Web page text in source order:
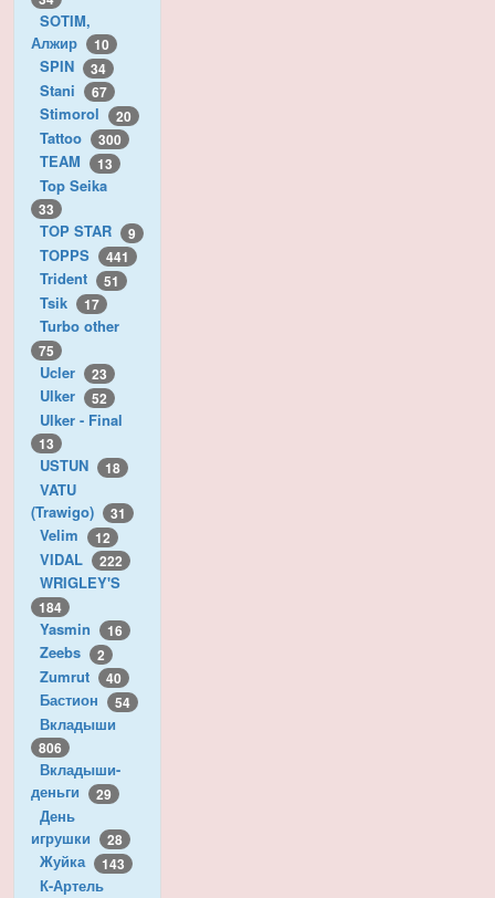
SOTIM,
Алжир
10
SPIN 34
Stani 67
Stimorol 20
Tattoo 300
TEAM 13
Top Seika
33
TOP STAR 9
TOPPS 441
Trident 51
Tsik 17
Turbo other
75
Ucler 23
Ulker 52
Ulker - Final
13
USTUN 18
VATU
(Trawigo)
31
Velim 12
VIDAL 222
WRIGLEY'S
184
Yasmin 16
Zeebs 2
Zumrut 40
Бастион 54
Вкладыши
806
Вкладыши-
деньги
29
День
игрушки
28
Жуйка 143
К-Артель